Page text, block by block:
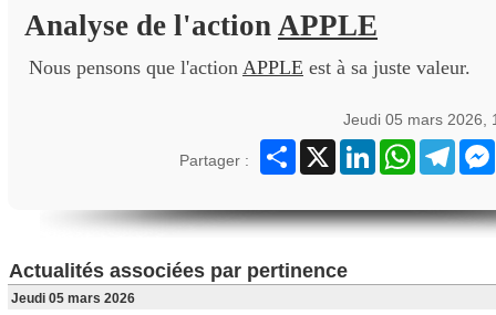
Analyse de l'action APPLE
Nous pensons que l'action APPLE est à sa juste valeur.
Jeudi 05 mars 2026,
Partager :
Partager
X LinkedInWhatsApp
Actualités associées par pertinence
Jeudi 05 mars 2026